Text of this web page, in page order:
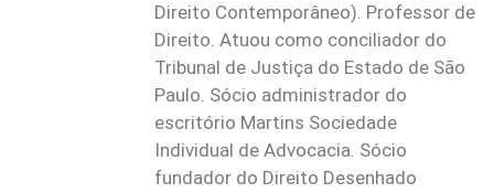
Direito Contemporâneo). Professor de
Direito. Atuou como conciliador do
Tribunal de Justiça do Estado de São
Paulo. Sócio administrador do
escritório Martins Sociedade
Individual de Advocacia. Sócio
fundador do Direito Desenhado